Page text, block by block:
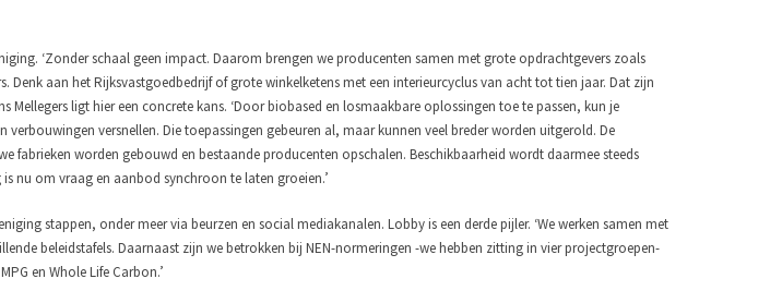
‘Zonder schaal geen impact. Daarom brengen we producenten samen met grote opdrachtgevers zoals
Denk aan het Rijksvastgoedbedrijf of grote winkelketens met een interieurcyclus van acht tot tien jaar. Dat zijn
Mellegers ligt hier een concrete kans. ‘Door biobased en losmaakbare oplossingen toe te passen, kun je
verbouwingen versnellen. Die toepassingen gebeuren al, maar kunnen veel breder worden uitgerold. De
fabrieken worden gebouwd en bestaande producenten opschalen. Beschikbaarheid wordt daarmee steeds
nu om vraag en aanbod synchroon te laten groeien.’
stappen, onder meer via beurzen en social mediakanalen. Lobby is een derde pijler. ‘We werken samen met
beleidstafels. Daarnaast zijn we betrokken bij NEN-normeringen -we hebben zitting in vier projectgroepen-
en Whole Life Carbon.’